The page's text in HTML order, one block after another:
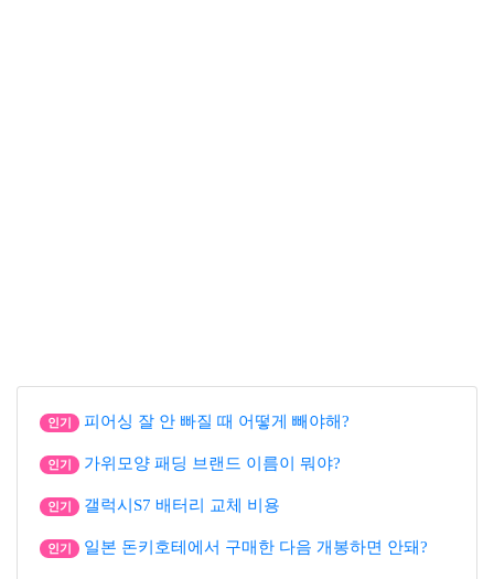
인기 피어싱 잘 안 빠질 때 어떻게 빼야해?
인기 가위모양 패딩 브랜드 이름이 뭐야?
인기 갤럭시S7 배터리 교체 비용
인기 일본 돈키호테에서 구매한 다음 개봉하면 안돼?